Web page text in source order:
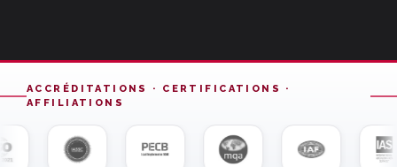
ACCRÉDITATIONS · CERTIFICATIONS ·
AFFILIATIONS